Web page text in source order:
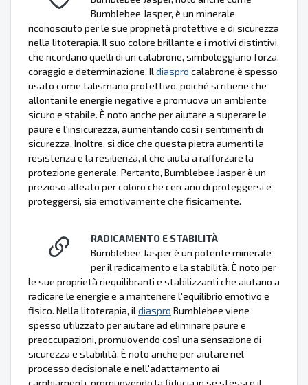
Bumblebee Jasper, è un minerale
riconosciuto per le sue proprietà protettive e di sicurezza
nella litoterapia. Il suo colore brillante e i motivi distintivi,
che ricordano quelli di un calabrone, simboleggiano forza,
coraggio e determinazione. Il diaspro calabrone è spesso
usato come talismano protettivo, poiché si ritiene che
allontani le energie negative e promuova un ambiente
sicuro e stabile. È noto anche per aiutare a superare le
paure e l'insicurezza, aumentando così i sentimenti di
sicurezza. Inoltre, si dice che questa pietra aumenti la
resistenza e la resilienza, il che aiuta a rafforzare la
protezione generale. Pertanto, Bumblebee Jasper è un
prezioso alleato per coloro che cercano di proteggersi e
proteggersi, sia emotivamente che fisicamente.
RADICAMENTO E STABILITÀ
Bumblebee Jasper è un potente minerale
per il radicamento e la stabilità. È noto per
le sue proprietà riequilibranti e stabilizzanti che aiutano a
radicare le energie e a mantenere l'equilibrio emotivo e
fisico. Nella litoterapia, il diaspro Bumblebee viene
spesso utilizzato per aiutare ad eliminare paure e
preoccupazioni, promuovendo così una sensazione di
sicurezza e stabilità. È noto anche per aiutare nel
processo decisionale e nell'adattamento ai
cambiamenti, promuovendo la fiducia in se stessi e il